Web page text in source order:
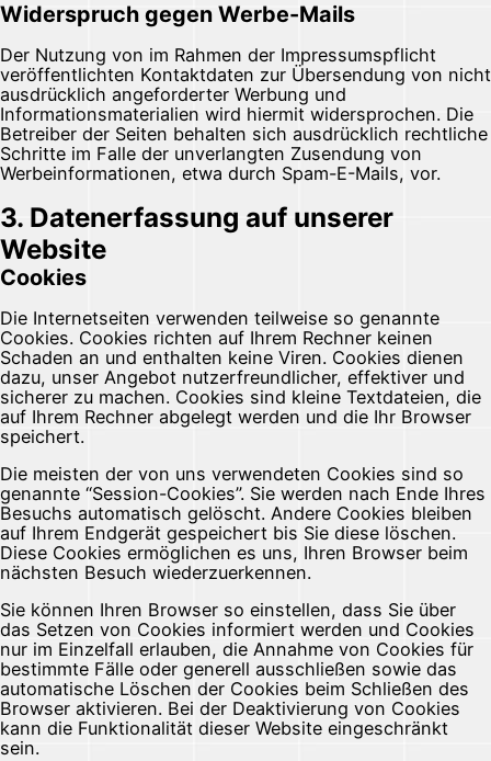
Widerspruch gegen Werbe-Mails
Der Nutzung von im Rahmen der Impressumspflicht
veröffentlichten Kontaktdaten zur Übersendung von nicht
ausdrücklich angeforderter Werbung und
Informationsmaterialien wird hiermit widersprochen. Die
Betreiber der Seiten behalten sich ausdrücklich rechtliche
Schritte im Falle der unverlangten Zusendung von
Werbeinformationen, etwa durch Spam-E-Mails, vor.
3. Datenerfassung auf unserer
Website
Cookies
Die Internetseiten verwenden teilweise so genannte
Cookies. Cookies richten auf Ihrem Rechner keinen
Schaden an und enthalten keine Viren. Cookies dienen
dazu, unser Angebot nutzerfreundlicher, effektiver und
sicherer zu machen. Cookies sind kleine Textdateien, die
auf Ihrem Rechner abgelegt werden und die Ihr Browser
speichert.
Die meisten der von uns verwendeten Cookies sind so
genannte “Session-Cookies”. Sie werden nach Ende Ihres
Besuchs automatisch gelöscht. Andere Cookies bleiben
auf Ihrem Endgerät gespeichert bis Sie diese löschen.
Diese Cookies ermöglichen es uns, Ihren Browser beim
nächsten Besuch wiederzuerkennen.
Sie können Ihren Browser so einstellen, dass Sie über
das Setzen von Cookies informiert werden und Cookies
nur im Einzelfall erlauben, die Annahme von Cookies für
bestimmte Fälle oder generell ausschließen sowie das
automatische Löschen der Cookies beim Schließen des
Browser aktivieren. Bei der Deaktivierung von Cookies
kann die Funktionalität dieser Website eingeschränkt
sein.